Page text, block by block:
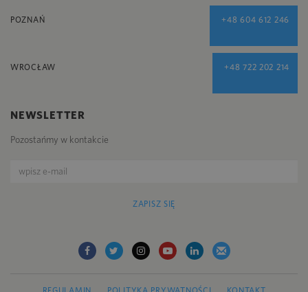
POZNAŃ +48 604 612 246
WROCŁAW +48 722 202 214
NEWSLETTER
Pozostańmy w kontakcie
ZAPISZ SIĘ